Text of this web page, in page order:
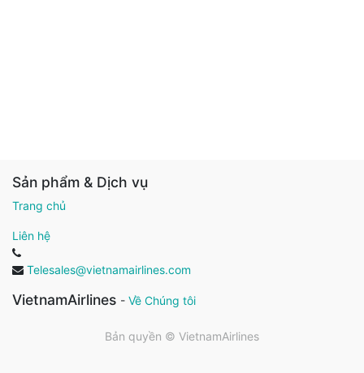
Sản phẩm & Dịch vụ
Trang chủ
Liên hệ
Telesales@vietnamairlines.com
VietnamAirlines - Về Chúng tôi
Bản quyền © VietnamAirlines